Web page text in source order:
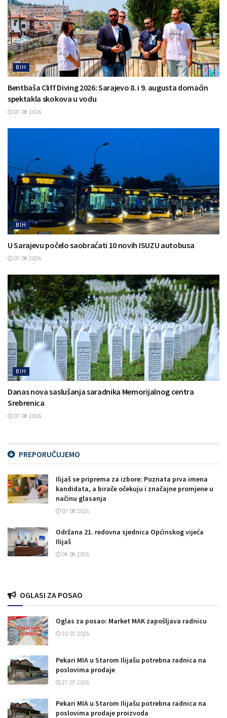
BIH
Bentbaša Cliff Diving 2026: Sarajevo 8. i 9. augusta domaćin
spektakla skokova u vodu
07.08.2026.
BIH
U Sarajevu počelo saobraćati 10 novih ISUZU autobusa
07.08.2026.
BIH
Danas nova saslušanja saradnika Memorijalnog centra
Srebrenica
07.08.2026.
PREPORUČUJEMO
Ilijaš se priprema za izbore: Poznata prva imena
kandidata, a birače očekuju i značajne promjene u
načinu glasanja
07.08.2026.
Održana 21. redovna sjednica Općinskog vijeća
Ilijaš
04.08.2026.
OGLASI ZA POSAO
Oglas za posao: Market MAK zapošljava radnicu
30.07.2026.
Pekari MIA u Starom Ilijašu potrebna radnica na
poslovima prodaje
27.07.2026.
Pekari MIA u Starom Ilijašu potrebna radnica na
poslovima prodaje proizvoda